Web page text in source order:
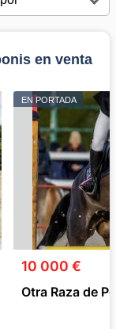
en venta
EN PORTADA
10 000 €
Otra Raza de